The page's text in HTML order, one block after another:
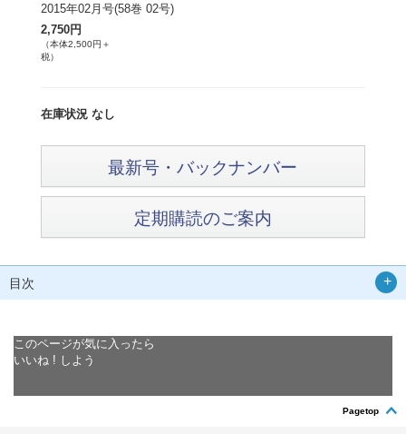
2015年02月号(58巻 02号)
2,750円
（本体2,500円＋
税）
在庫状況 なし
最新号・バックナンバー
定期購読のご案内
目次
このページが気に入ったら
いいね ! しよう
Pagetop